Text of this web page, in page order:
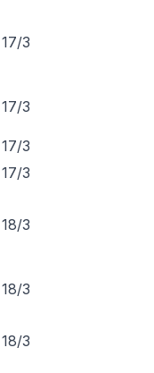
17/3
17/3
17/3
17/3
18/3
18/3
18/3